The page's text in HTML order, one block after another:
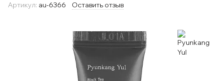
Артикул: au-6366 Оставить отзыв